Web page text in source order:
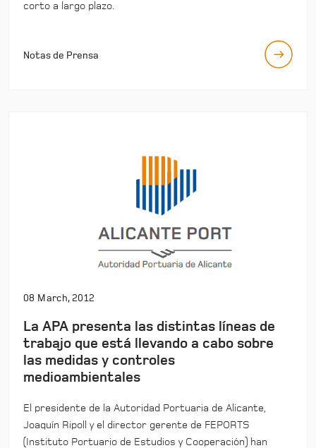
corto a largo plazo.
Notas de Prensa
08 March, 2012
La APA presenta las distintas líneas de
trabajo que está llevando a cabo sobre
las medidas y controles
medioambientales
El presidente de la Autoridad Portuaria de Alicante,
Joaquín Ripoll y el director gerente de FEPORTS
(Instituto Portuario de Estudios y Cooperación) han